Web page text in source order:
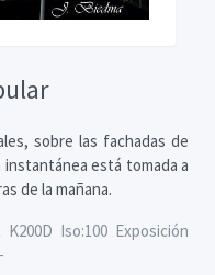
sobre las fachadas de
está tomada a
de la mañana.
K200D Iso:100 Exposición